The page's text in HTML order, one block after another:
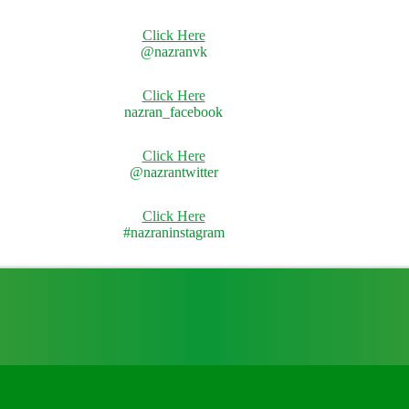
Click Here
@nazranvk
Click Here
nazran_facebook
Click Here
@nazrantwitter
Click Here
#nazraninstagram